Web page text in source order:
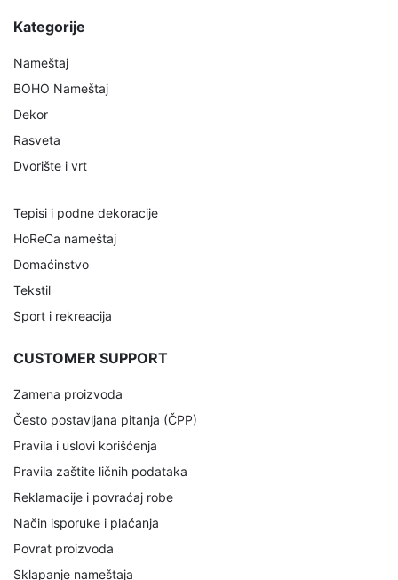
Kategorije
Nameštaj
BOHO Nameštaj
Dekor
Rasveta
Dvorište i vrt
Tepisi i podne dekoracije
HoReCa nameštaj
Domaćinstvo
Tekstil
Sport i rekreacija
CUSTOMER SUPPORT
Zamena proizvoda
Često postavljana pitanja (ČPP)
Pravila i uslovi korišćenja
Pravila zaštite ličnih podataka
Reklamacije i povraćaj robe
Način isporuke i plaćanja
Povrat proizvoda
Sklapanje nameštaja